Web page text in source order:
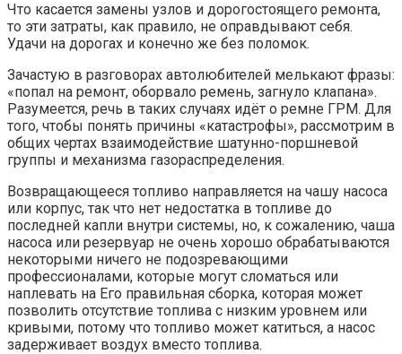
Что касается замены узлов и дорогостоящего ремонта,
то эти затраты, как правило, не оправдывают себя.
Удачи на дорогах и конечно же без поломок.
Зачастую в разговорах автолюбителей мелькают фразы:
«попал на ремонт, оборвало ремень, загнуло клапана».
Разумеется, речь в таких случаях идёт о ремне ГРМ. Для
того, чтобы понять причины «катастрофы», рассмотрим в
общих чертах взаимодействие шатунно-поршневой
группы и механизма газораспределения.
Возвращающееся топливо направляется на чашу насоса
или корпус, так что нет недостатка в топливе до
последней капли внутри системы, но, к сожалению, чаша
насоса или резервуар не очень хорошо обрабатываются
некоторыми ничего не подозревающими
профессионалами, которые могут сломаться или
наплевать на Его правильная сборка, которая может
позволить отсутствие топлива с низким уровнем или
кривыми, потому что топливо может катиться, а насос
задерживает воздух вместо топлива.